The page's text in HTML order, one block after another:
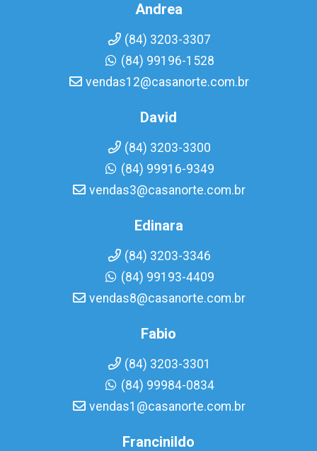
Andrea
(84) 3203-3307
(84) 99196-1528
vendas12@casanorte.com.br
David
(84) 3203-3300
(84) 99916-9349
vendas3@casanorte.com.br
Edinara
(84) 3203-3346
(84) 99193-4409
vendas8@casanorte.com.br
Fabio
(84) 3203-3301
(84) 99984-0834
vendas1@casanorte.com.br
Francinildo